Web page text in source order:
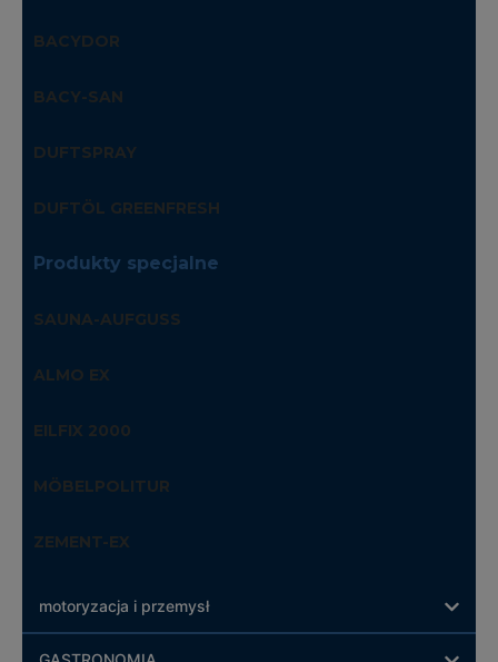
BACYDOR
BACY-SAN
DUFTSPRAY
DUFTÖL GREENFRESH
Produkty specjalne
SAUNA-AUFGUSS
ALMO EX
EILFIX 2000
MÖBELPOLITUR
ZEMENT-EX
motoryzacja i przemysł